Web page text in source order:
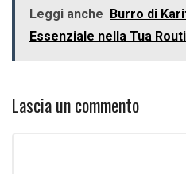
Leggi anche Burro di
Essenziale nella Tua
Lascia un commento